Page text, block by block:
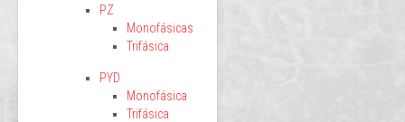
PZ
Monofásicas
Trifásica
PYD
Monofásica
Trifásica